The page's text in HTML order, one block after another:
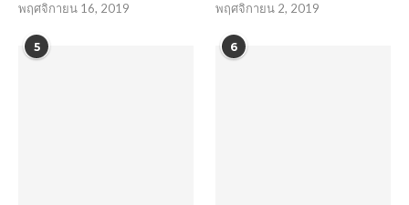
พฤศจิกายน 16, 2019 พฤศจิกายน 2, 2019
5 6